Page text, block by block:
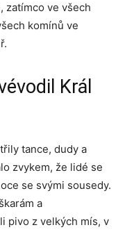
zatímco ve všech
komínů ve
Král
tance, dudy a
zvykem, že lidé se
se svými sousedy.
a
pivo z velkých mís, v